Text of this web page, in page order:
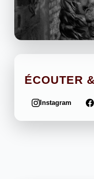
ÉCOUTER
Instagram